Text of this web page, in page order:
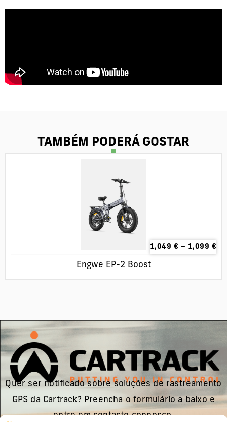
TAMBÉM PODERÁ GOSTAR
1,049 € – 1,099 €
Engwe EP-2 Boost
Quer ser notificado sobre soluções de rastreamento
GPS da Cartrack? Preencha o formulário a baixo e
entre em contacto connosco.